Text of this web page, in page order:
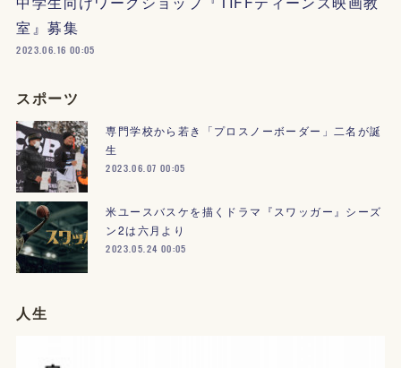
室』募集
2023.06.16 00:05
スポーツ
専門学校から若き「プロスノーボーダー」二名が誕
生
2023.06.07 00:05
米ユースバスケを描くドラマ『スワッガー』シーズ
ン2は六月より
2023.05.24 00:05
人生